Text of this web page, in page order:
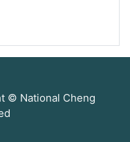
© National Cheng